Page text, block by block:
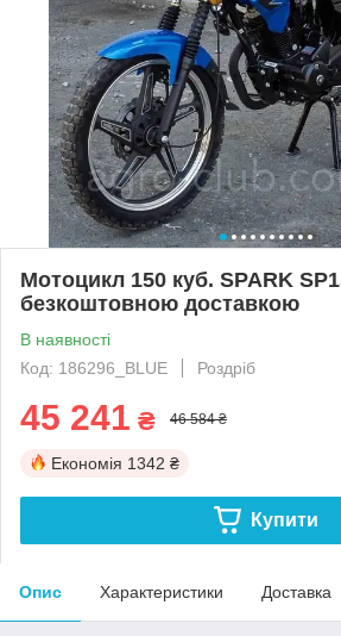
Мотоцикл 150 куб. SPARK
безкоштовною доставкою
В наявності
Код: 186296_BLUE
Роздріб
45 241 ₴ 46 584 ₴
Економія 1342 ₴
Купити
Опис Характеристики Доставка